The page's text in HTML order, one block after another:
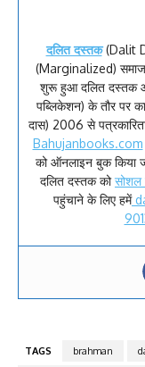
दलित दस्तक (Dalit
(Marginalized)
शुरू हुआ दलित दस्तक
पब्लिकेशन) के तौर पर
दास) 2006 से
Bahujanbooks.com
को ऑनलाइन बुक किया
दलित दस्तक कोसोशल
पहुंचाने के लिए हमें
TAGS brahman